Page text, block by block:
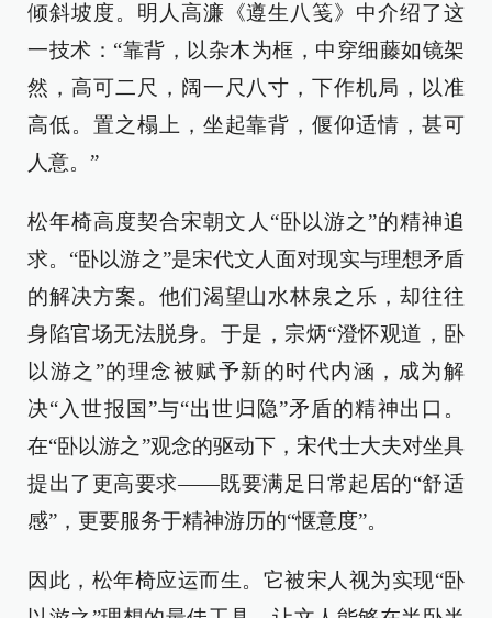
倾斜坡度。明人高濂《遵生八笺》中介绍了这
一技术：“靠背，以杂木为框，中穿细藤如镜架
然，高可二尺，阔一尺八寸，下作机局，以准
高低。置之榻上，坐起靠背，偃仰适情，甚可
人意。”
松年椅高度契合宋朝文人“卧以游之”的精神追
求。“卧以游之”是宋代文人面对现实与理想矛盾
的解决方案。他们渴望山水林泉之乐，却往往
身陷官场无法脱身。于是，宗炳“澄怀观道，卧
以游之”的理念被赋予新的时代内涵，成为解
决“入世报国”与“出世归隐”矛盾的精神出口。
在“卧以游之”观念的驱动下，宋代士大夫对坐具
提出了更高要求——既要满足日常起居的“舒适
感”，更要服务于精神游历的“惬意度”。
因此，松年椅应运而生。它被宋人视为实现“卧